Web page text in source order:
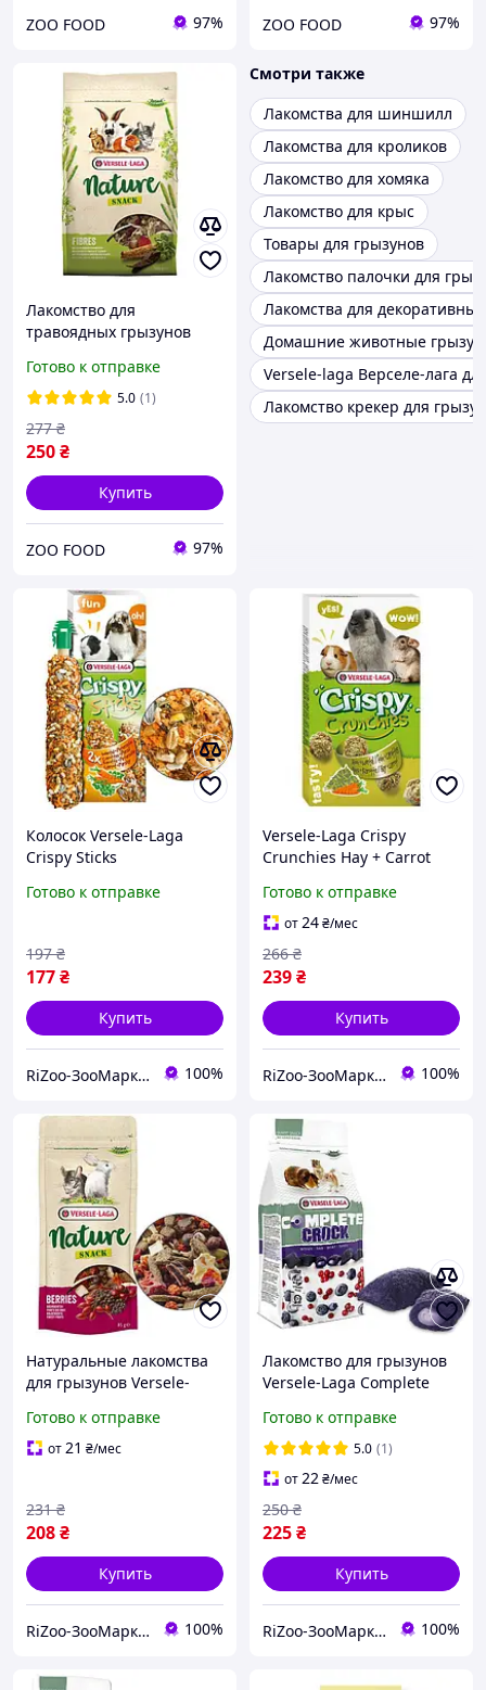
ZOO FOOD 97% ZOO FOOD 97%
Лакомство для
травоядныx грызунов
Fibres 500 г
(5410340614402)
Готово к отправке
5.0 (1)
250₴
277 ₴
Купить
ZOO FOOD 97%
Смотри также
Лакомства для шиншилл
Лакомства для кроликов
Лакомство для хомяка
Лакомство для крыс
Товары для грызунов
Лакомство палочки для
Лакомства для
Домашние животные
Versele-laga Верселе-лага
Лакомство крекер для
Колосок Versele-Laga
Crispy Sticks
ЛАГА МОРКОВЬ
грызунов (2 шт),
Готово к отправке
177₴
197 ₴
Купить
RiZoo-ЗооМаркет 100%
Versele-Laga Crispy
Crunchies Hay + Carrot
МОРКОВЬ лакомство для
грызунов, 75г
Готово к отправке
от24₴/мес
239₴
266 ₴
Купить
RiZoo-ЗооМаркет 100%
Натуральные лакомства
для грызунов Versele-
ВЕРСЕЛЕ-ЛАГА НАТЮР
СНЕК ягоды, 85г
Готово к отправке
от21 ₴/мес
208₴
231 ₴
Купить
RiZoo-ЗооМаркет 100%
Лакомство для грызунов
Versele-Laga Complete
КОМПЛИТ ягоды, 50 г
Готово к отправке
5.0 (1)
от22₴/мес
225₴
250 ₴
Купить
RiZoo-ЗооМаркет 100%